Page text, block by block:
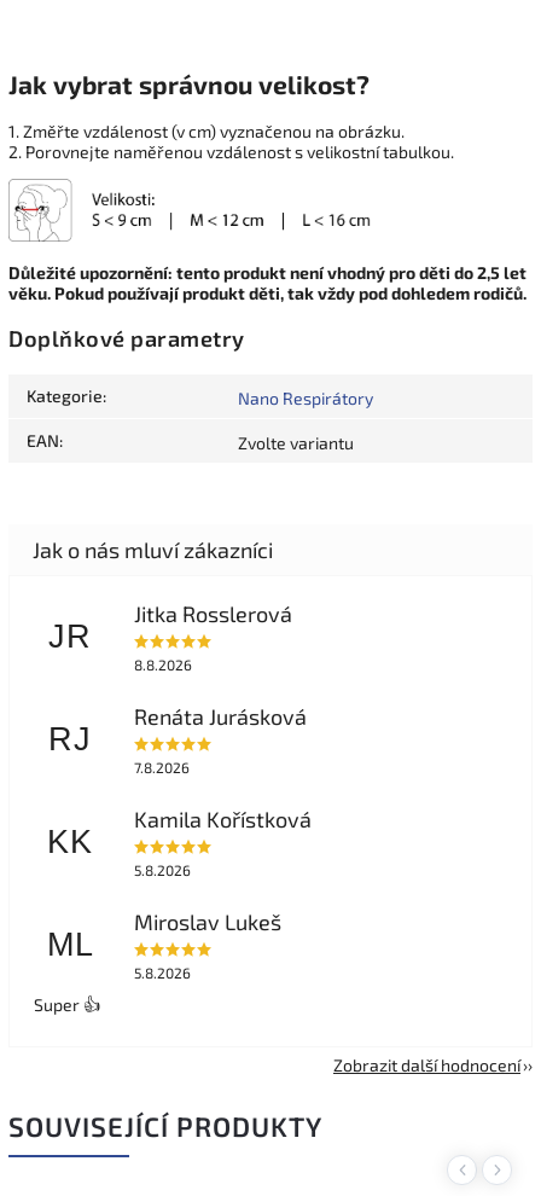
Jak vybrat správnou velikost?
1. Změřte vzdálenost (v cm) vyznačenou na obrázku.
2. Porovnejte naměřenou vzdálenost s velikostní tabulkou.
Důležité upozornění: tento produkt není vhodný pro děti do 2,5 let
věku. Pokud používají produkt děti, tak vždy pod dohledem rodičů.
Doplňkové parametry
Kategorie: Nano Respirátory
EAN: Zvolte variantu
JR
Jitka Rosslerová
8.8.2026
RJ
Renáta Jurásková
7.8.2026
KK
Kamila Kořístková
5.8.2026
ML
Miroslav Lukeš
5.8.2026
Super 👍
Zobrazit další hodnocení
SOUVISEJÍCÍ PRODUKTY
Previous
Next